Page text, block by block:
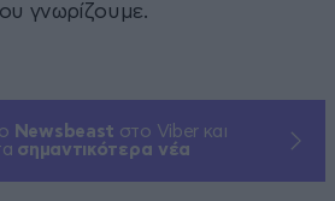
γνωρίζουμε.
Newsbeast στο Viber και
σημαντικότερα νέα